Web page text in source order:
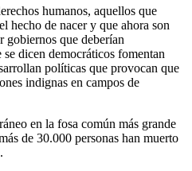
humanos, aquellos que
hecho de nacer y que ahora son
gobiernos que deberían
dicen democráticos fomentan
políticas que provocan que
indignas en campos de
en la fosa común más grande
de 30.000 personas han muerto